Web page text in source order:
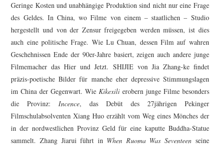
Geringe Kosten und unabhängige Produktion sind nicht nur eine Frage
des Geldes. In China, wo Filme von einem – staatlichen – Studio
hergestellt und von der Zensur freigegeben werden müssen, ist dies
auch eine politische Frage. Wie Lu Chuan, dessen Film auf wahren
Geschehnissen Ende der 90er-Jahre basiert, zeigen auch andere junge
Filmemacher das Hier und Jetzt. SHIJIE von Jia Zhang-ke findet
präzis-poetische Bilder für manche eher depressive Stimmungslagen
im China der Gegenwart. Wie Kikexilierobern junge Filme besonders
die Provinz:Incence, das Debüt des 27jährigen Pekinger
Filmschulabsolventen Xiang Huo erzählt vom Weg eines Mönches der
in der nordwestlichen Provinz Geld für eine kaputte Buddha-Statue
sammelt. Zhang Jiarui führt in When Ruoma Was Seventeen seine